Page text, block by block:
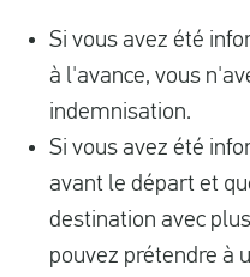
Si vous avez été
à l'avance, vous
indemnisation.
Si vous avez été
avant le départ et
destination avec
pouvez prétendre à